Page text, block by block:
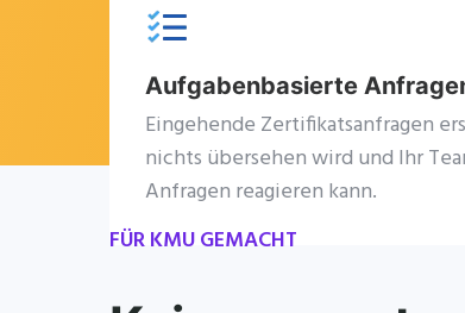
Aufgabenbasierte
Eingehende Zertifikatsanfragen
nichts übersehen wird und Ihr
Anfragen reagieren kann.
FÜR KMU GEMACHT